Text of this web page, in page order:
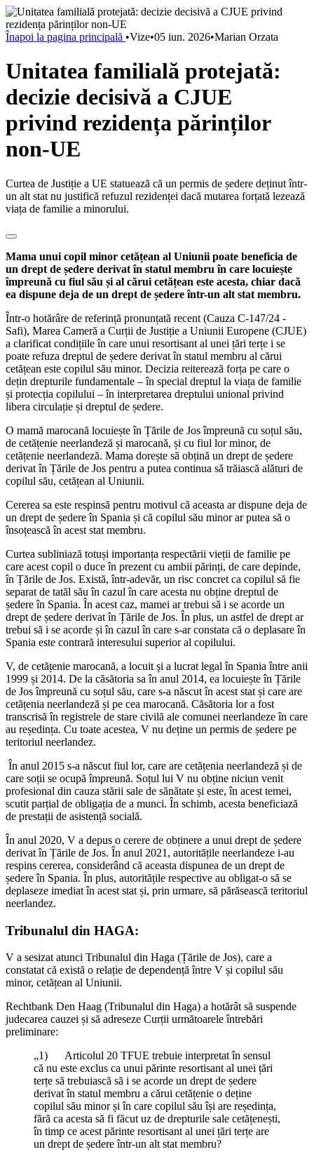
Înapoi la pagina principală •Vize•05 iun. 2026•Marian Orzata
Unitatea familială protejată:
decizie decisivă a CJUE
privind rezidența părinților
non-UE
Curtea de Justiție a UE statuează că un permis de ședere deținut într-
un alt stat nu justifică refuzul rezidenței dacă mutarea forțată lezează
viața de familie a minorului.
Mama unui copil minor cetățean al Uniunii poate beneficia de
un drept de ședere derivat în statul membru în care locuiește
împreună cu fiul său și al cărui cetățean este acesta, chiar dacă
ea dispune deja de un drept de ședere într-un alt stat membru.
Într-o hotărâre de referință pronunțată recent (Cauza C-147/24 -
Safi), Marea Cameră a Curții de Justiție a Uniunii Europene (CJUE)
a clarificat condițiile în care unui resortisant al unei țări terțe i se
poate refuza dreptul de ședere derivat în statul membru al cărui
cetățean este copilul său minor. Decizia reiterează forța pe care o
dețin drepturile fundamentale – în special dreptul la viața de familie
și protecția copilului – în interpretarea dreptului unional privind
libera circulație și dreptul de ședere.
O mamă marocană locuiește în Țările de Jos împreună cu soțul său,
de cetățenie neerlandeză și marocană, și cu fiul lor minor, de
cetățenie neerlandeză. Mama dorește să obțină un drept de ședere
derivat în Țările de Jos pentru a putea continua să trăiască alături de
copilul său, cetățean al Uniunii.
Cererea sa este respinsă pentru motivul că aceasta ar dispune deja de
un drept de ședere în Spania și că copilul său minor ar putea să o
însoțească în acest stat membru.
Curtea subliniază totuși importanța respectării vieții de familie pe
care acest copil o duce în prezent cu ambii părinți, de care depinde,
în Țările de Jos. Există, într-adevăr, un risc concret ca copilul să fie
separat de tatăl său în cazul în care acesta nu obține dreptul de
ședere în Spania. În acest caz, mamei ar trebui să i se acorde un
drept de ședere derivat în Țările de Jos. În plus, un astfel de drept ar
trebui să i se acorde și în cazul în care s-ar constata că o deplasare în
Spania este contrară interesului superior al copilului.
V, de cetățenie marocană, a locuit și a lucrat legal în Spania între anii
1999 și 2014. De la căsătoria sa în anul 2014, ea locuiește în Țările
de Jos împreună cu soțul său, care s-a născut în acest stat și care are
cetățenia neerlandeză și pe cea marocană. Căsătoria lor a fost
transcrisă în registrele de stare civilă ale comunei neerlandeze în care
au reședința. Cu toate acestea, V nu deține un permis de ședere pe
teritoriul neerlandez.
În anul 2015 s-a născut fiul lor, care are cetățenia neerlandeză și de
care soții se ocupă împreună. Soțul lui V nu obține niciun venit
profesional din cauza stării sale de sănătate și este, în acest temei,
scutit parțial de obligația de a munci. În schimb, acesta beneficiază
de prestații de asistență socială.
În anul 2020, V a depus o cerere de obținere a unui drept de ședere
derivat în Țările de Jos. În anul 2021, autoritățile neerlandeze i-au
respins cererea, considerând că aceasta dispunea de un drept de
ședere în Spania. În plus, autoritățile respective au obligat-o să se
deplaseze imediat în acest stat și, prin urmare, să părăsească teritoriul
neerlandez.
Tribunalul din HAGA:
V a sesizat atunci Tribunalul din Haga (Țările de Jos), care a
constatat că există o relație de dependență între V și copilul său
minor, cetățean al Uniunii.
Rechtbank Den Haag (Tribunalul din Haga) a hotărât să suspende
judecarea cauzei și să adreseze Curții următoarele întrebări
preliminare:
„1) Articolul 20 TFUE trebuie interpretat în sensul
că nu este exclus ca unui părinte resortisant al unei țări
terțe să trebuiască să i se acorde un drept de ședere
derivat în statul membru a cărui cetățenie o deține
copilul său minor și în care copilul său își are reședința,
fără ca acesta să fi făcut uz de drepturile sale cetățenești,
în timp ce acest părinte resortisant al unei țări terțe are
un drept de ședere într‑un alt stat membru?